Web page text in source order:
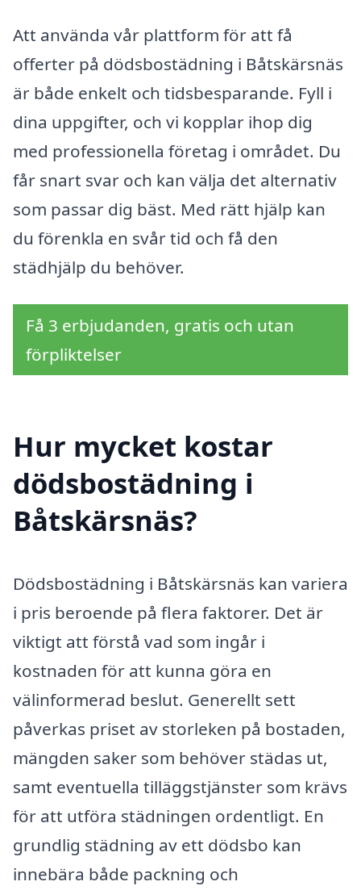
Att använda vår plattform för att få
offerter på dödsbostädning i Båtskärsnäs
är både enkelt och tidsbesparande. Fyll i
dina uppgifter, och vi kopplar ihop dig
med professionella företag i området. Du
får snart svar och kan välja det alternativ
som passar dig bäst. Med rätt hjälp kan
du förenkla en svår tid och få den
städhjälp du behöver.
Få 3 erbjudanden, gratis och utan
förpliktelser
Hur mycket kostar
dödsbostädning i
Båtskärsnäs?
Dödsbostädning i Båtskärsnäs kan variera
i pris beroende på flera faktorer. Det är
viktigt att förstå vad som ingår i
kostnaden för att kunna göra en
välinformerad beslut. Generellt sett
påverkas priset av storleken på bostaden,
mängden saker som behöver städas ut,
samt eventuella tilläggstjänster som krävs
för att utföra städningen ordentligt. En
grundlig städning av ett dödsbo kan
innebära både packning och